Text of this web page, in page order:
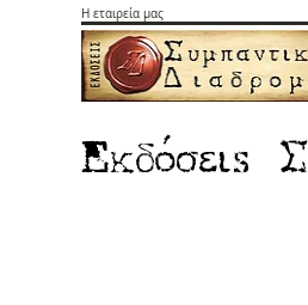
Η εταιρεία μας
Eκδόσειs Σ